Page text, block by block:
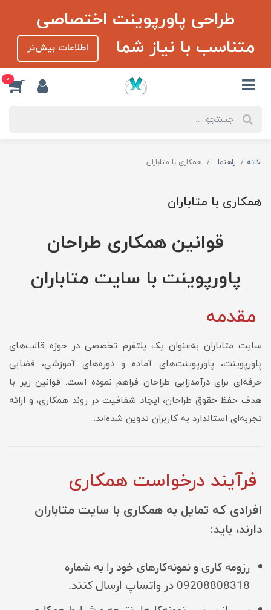
طراحی پاورپوینت اختصاصی
متناسب با نیاز شما
اطلاعات بیش‌تر
0
خانه راهنما همکاری با متاباران
همکاری با متاباران
قوانین همکاری طراحان
پاورپوینت با سایت متاباران
مقدمه
سایت متاباران به‌عنوان یک پلتفرم تخصصی در حوزه قالب‌های
پاورپوینت، پاورپوینت‌های آماده و دوره‌های آموزشی، فضایی
حرفه‌ای برای درآمدزایی طراحان فراهم نموده است. قوانین زیر با
هدف حفظ حقوق طراحان، ایجاد شفافیت در روند همکاری، و ارائه
تجربه‌ای استاندارد به کاربران تدوین شده‌اند.
فرآیند درخواست همکاری
افرادی که تمایل به همکاری با سایت متاباران
دارند، باید:
رزومه کاری و نمونه‌کارهای خود را به شماره
09208808318 در واتساپ ارسال کنند.